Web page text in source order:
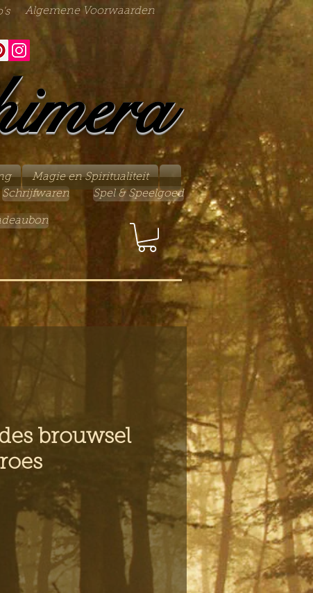
Algemene Voorwaarden
Magie en Spiritualiteit
Schrijfwaren Spel & Speelgoed
brouwsel